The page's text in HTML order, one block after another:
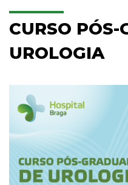
CURSO
UROLOGIA